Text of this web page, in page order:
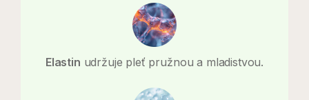
Elastin udržuje pleť pružnou a mladistvou.